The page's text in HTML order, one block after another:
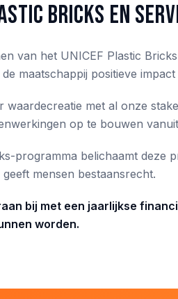
Bricks en
van het UNICEF Plastic
maatschappij positieve
waardecreatie met al onze
op te bouwen
programma belichaamt deze
mensen bestaansrecht.
bij met een jaarlijkse
worden.